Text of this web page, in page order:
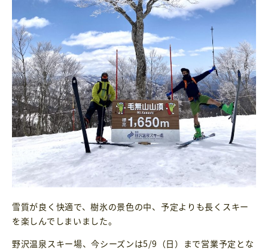
雪質が良く快適で、樹氷の景色の中、予定よりも長くスキー
を楽しんでしまいました。
野沢温泉スキー場、今シーズンは5/9（日）まで営業予定とな